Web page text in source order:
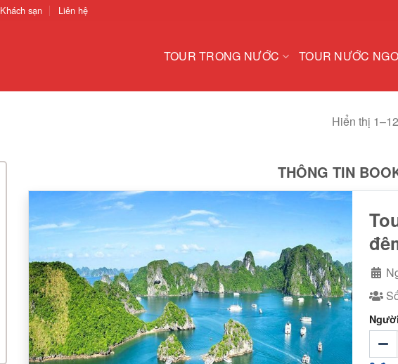
Khách sạn Liên hệ
TOUR TRONG NƯỚC TOUR NƯỚC
Hiển thị
THÔNG TIN